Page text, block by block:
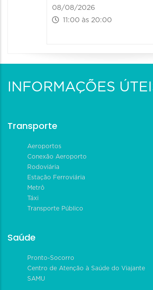
08/08/2026
11:00 às 20:00
INFORMAÇÕES
Transporte
Aeroportos
Conexão Aeroporto
Rodoviária
Estação Ferroviária
Metrô
Táxi
Transporte Público
Saúde
Pronto-Socorro
Centro de Atenção à Saúde do Viajante
SAMU